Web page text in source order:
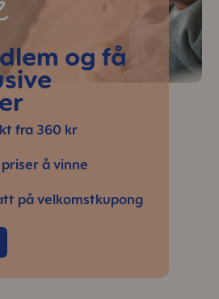
og få
fra 360 kr
å vinne
på velkomstkupong